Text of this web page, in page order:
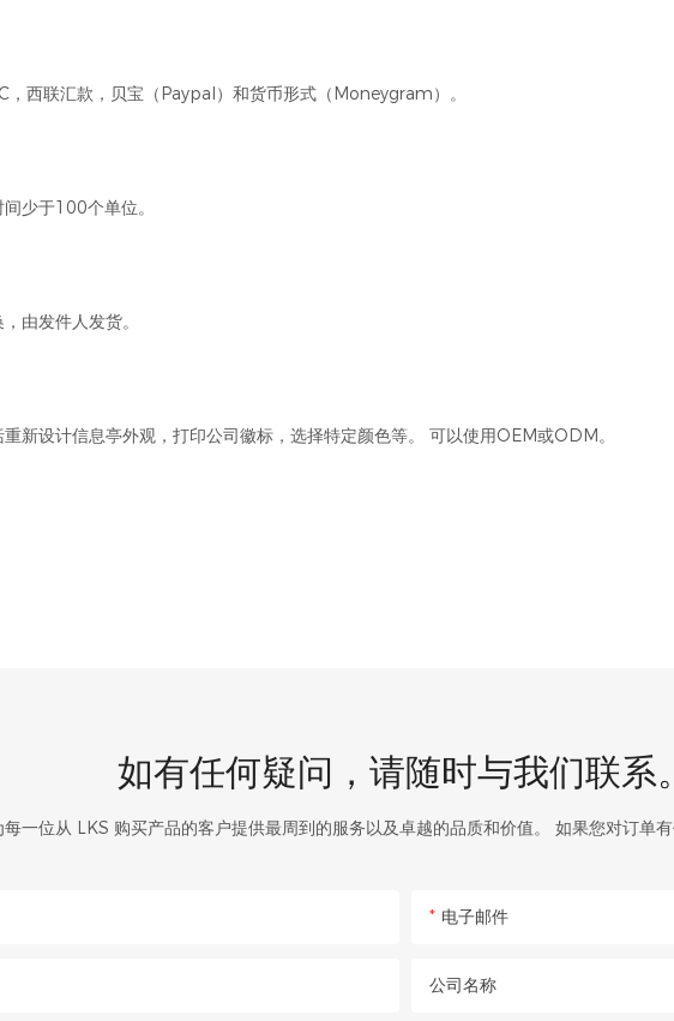
西联汇款，贝宝（Paypal）和货币形式（Moneygram）。
少于100个单位。
由发件人发货。
新设计信息亭外观，打印公司徽标，选择特定颜色等。 可以使用OEM或ODM。
如有任何疑问，请随时与我们联系
一位从 LKS 购买产品的客户提供最周到的服务以及卓越的品质和价值。 如果您对订单
电子邮件
公司名称